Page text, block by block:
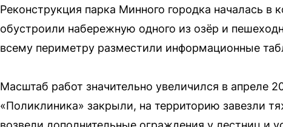
Реконструкция парка Минного городка началась
обустроили набережную одного из озёр и
всему периметру разместили информационные
Масштаб работ значительно увеличился в апреле
«Поликлиника» закрыли, на территорию завезли